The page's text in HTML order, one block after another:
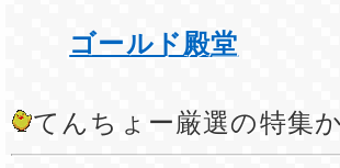
ゴールド殿堂
てんちょー厳選の特集